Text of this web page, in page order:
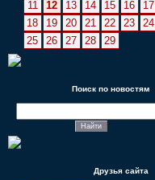
11
12 13 14 15 16
17
18
19 20 21 22 23
24
25
26 27 28 29
Поиск по новостям
Друзья сайта